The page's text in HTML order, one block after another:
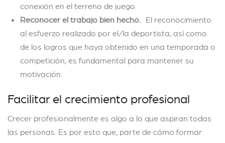
conexión en el terreno de juego.
Reconocer el trabajo bien hecho. El reconocimiento
al esfuerzo realizado por el/la deportista, así como
de los logros que haya obtenido en una temporada o
competición, es fundamental para mantener su
motivación.
Facilitar el crecimiento profesional
Crecer profesionalmente es algo a lo que aspiran todas
las personas. Es por esto que, parte de cómo formar